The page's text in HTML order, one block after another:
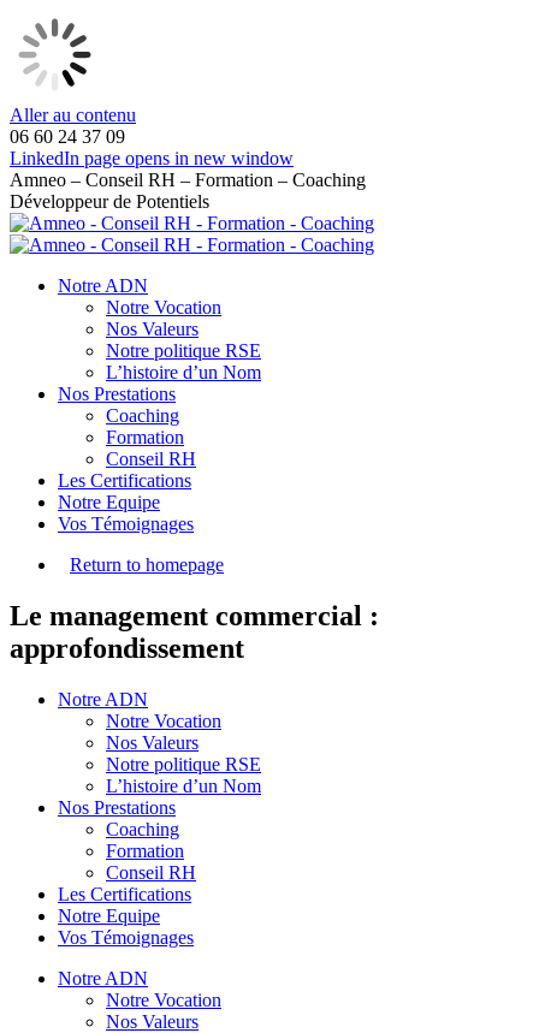
Aller au contenu
06 60 24 37 09
LinkedIn page opens in new window
Amneo – Conseil RH – Formation – Coaching
Développeur de Potentiels
Notre ADN
Notre Vocation
Nos Valeurs
Notre politique RSE
L’histoire d’un Nom
Nos Prestations
Coaching
Formation
Conseil RH
Les Certifications
Notre Equipe
Vos Témoignages
Return to homepage
Le management commercial :
approfondissement
Notre ADN
Notre Vocation
Nos Valeurs
Notre politique RSE
L’histoire d’un Nom
Nos Prestations
Coaching
Formation
Conseil RH
Les Certifications
Notre Equipe
Vos Témoignages
Notre ADN
Notre Vocation
Nos Valeurs